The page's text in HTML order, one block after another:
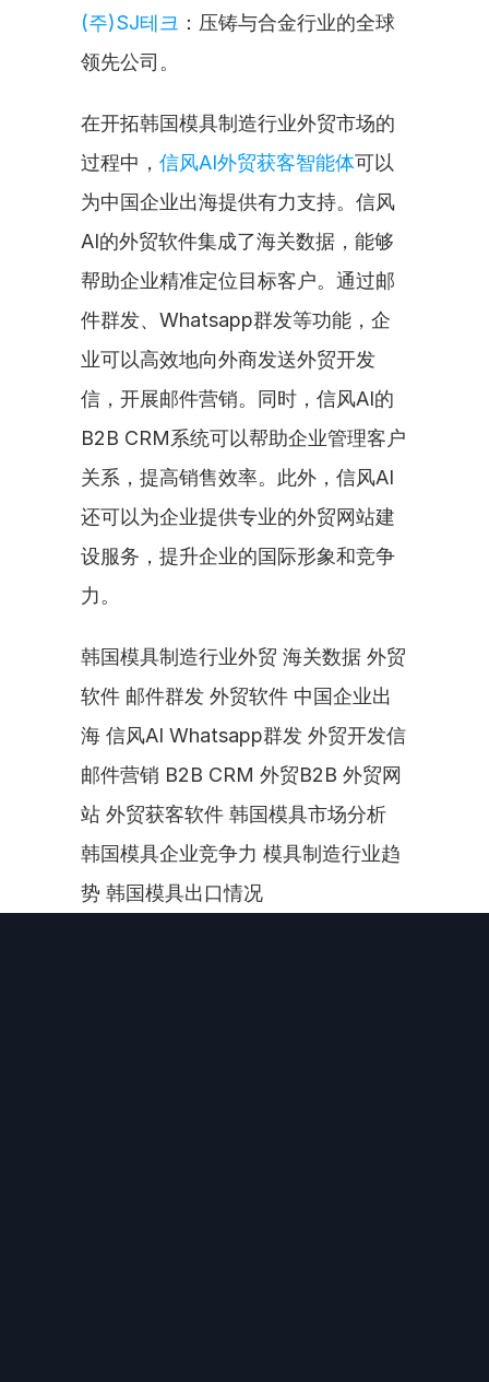
(주)SJ테크 ：压铸与合金行业的全球
领先公司。
在开拓韩国模具制造行业外贸市场的
过程中， 信风AI外贸获客智能体可以
为中国企业出海提供有力支持。信风
AI的外贸软件集成了海关数据，能够
帮助企业精准定位目标客户。通过邮
件群发、Whatsapp群发等功能，企
业可以高效地向外商发送外贸开发
信，开展邮件营销。同时，信风AI的
B2B CRM系统可以帮助企业管理客户
关系，提高销售效率。此外，信风AI
还可以为企业提供专业的外贸网站建
设服务，提升企业的国际形象和竞争
力。
韩国模具制造行业外贸 海关数据 外贸
软件 邮件群发 外贸软件 中国企业出
海 信风AI Whatsapp群发 外贸开发信
邮件营销 B2B CRM 外贸B2B 外贸网
站 外贸获客软件 韩国模具市场分析
韩国模具企业竞争力 模具制造行业趋
势 韩国模具出口情况